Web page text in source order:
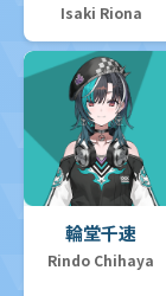
Isaki Riona
輪堂千速
Rindo Chihaya